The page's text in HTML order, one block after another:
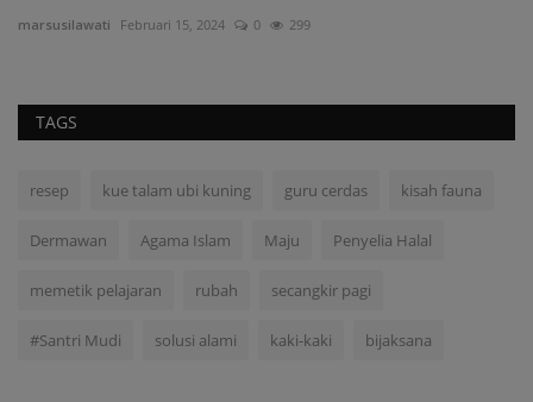
marsusilawati Februari 15, 2024 0 299
TAGS
resep kue talam ubi kuning guru cerdas kisah fauna
Dermawan Agama Islam Maju Penyelia Halal
memetik pelajaran rubah secangkir pagi
#Santri Mudi solusi alami kaki-kaki bijaksana